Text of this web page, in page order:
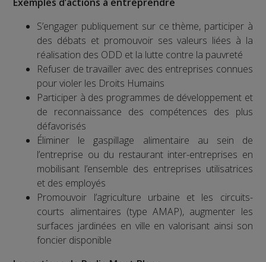
S’engager publiquement sur ce thème, participer à
des débats et promouvoir ses valeurs liées à la
réalisation des ODD et la lutte contre la pauvreté
Refuser de travailler avec des entreprises connues
pour violer les Droits Humains
Participer à des programmes de développement et
de reconnaissance des compétences des plus
défavorisés
Éliminer le gaspillage alimentaire au sein de
l’entreprise ou du restaurant inter-entreprises en
mobilisant l’ensemble des entreprises utilisatrices
et des employés
Promouvoir l’agriculture urbaine et les circuits-
courts alimentaires (type AMAP), augmenter les
surfaces jardinées en ville en valorisant ainsi son
foncier disponible